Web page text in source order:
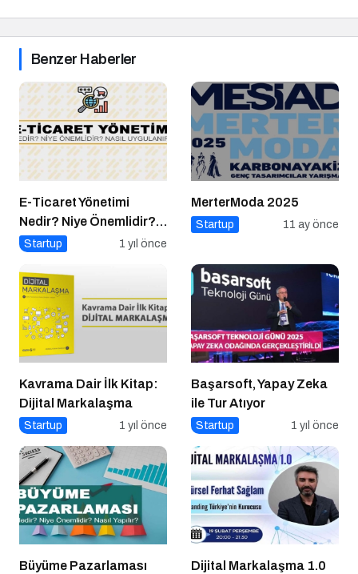
Benzer Haberler
E-Ticaret Yönetimi
Nedir? Niye Önemlidir?
E-Ticaret Yönetimi Nasıl
Startup 1 yıl önce
MerterModa 2025
Startup 11 ay önce
Kavrama Dair İlk Kitap:
Dijital Markalaşma
Startup 1 yıl önce
Başarsoft, Yapay Zeka
ile Tur Atıyor
Startup 1 yıl önce
Büyüme Pazarlaması
Dijital Markalaşma 1.0